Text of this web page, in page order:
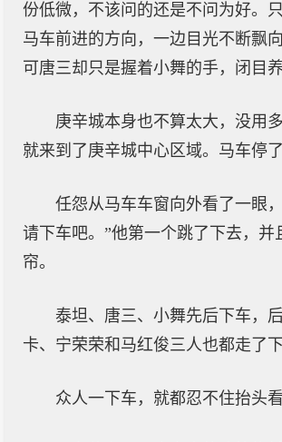
份低微，不该问的还是不问为好。
马车前进的方向，一边目光不断飘
可唐三却只是握着小舞的手，闭目养
庚辛城本身也不算太大，没用
就来到了庚辛城中心区域。马车停了
任怨从马车车窗向外看了一眼
请下车吧。”他第一个跳了下去，并
帘。
泰坦、唐三、小舞先后下车，
卡、宁荣荣和马红俊三人也都走了下
众人一下车，就都忍不住抬头看